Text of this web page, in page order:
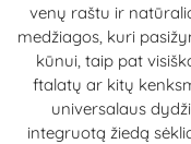
venų raštu ir
medžiagos, kuri
kūnui, taip pat
ftalatų ar kitų
universalaus
integruotą žiedą